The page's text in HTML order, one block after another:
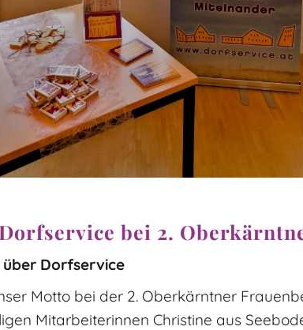
bei 2.
über Dorfservice
Motto bei der 2. Oberkärntner
Mitarbeiterinnen Christine aus